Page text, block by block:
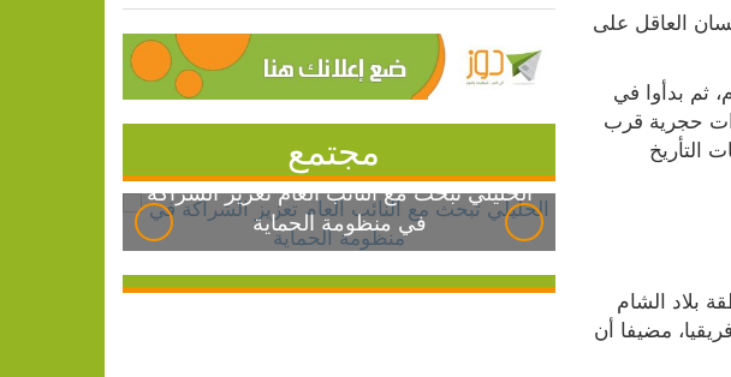
مجتمع
الخليلي تبحث مع النائب العام تعزيز الشراكة
في منظومة الحماية